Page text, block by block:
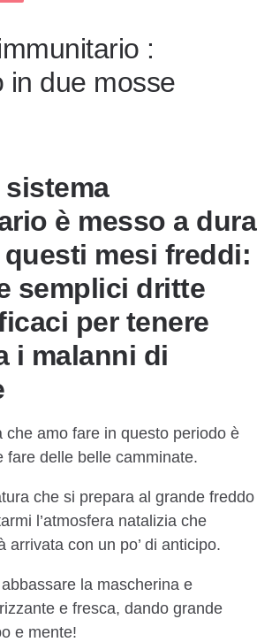
:
in due mosse
è messo a dura
mesi freddi:
semplici dritte
per tenere
i malanni di
che amo fare in questo periodo è
fare delle belle camminate.
che si prepara al grande freddo
l’atmosfera natalizia che
arrivata con un po’ di anticipo.
la mascherina e
e fresca, dando grande
e mente!